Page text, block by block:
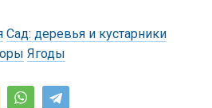
Сад: деревья и кустарники
Ягоды